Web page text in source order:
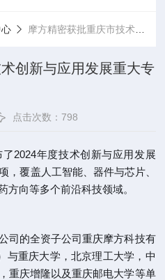
摩方精密获批重庆市技术创新与应用发展重大专项立项
创新与应用发展重大专
点击次数：798
2024年度技术创新与应用发展
，覆盖人工智能、器件与芯片、
方向等多个前沿科技领域。
司的全资子公司重庆摩方科技有
与重庆大学，北京理工大学，中
重庆增隆以及重庆邮电大学等单